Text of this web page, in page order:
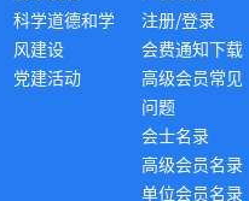
科学道德和学
风建设
党建活动
注册/登录
会费通知下载
高级会员常见
问题
会士名录
高级会员名录
单位会员名录